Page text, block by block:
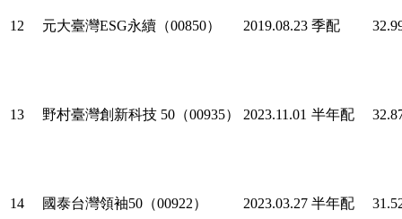
12 元大臺灣ESG永續（00850） 2019.08.23 季配
13 野村臺灣創新科技 50（00935） 2023.11.01 半年配
14 國泰台灣領袖50（00922） 2023.03.27 半年配